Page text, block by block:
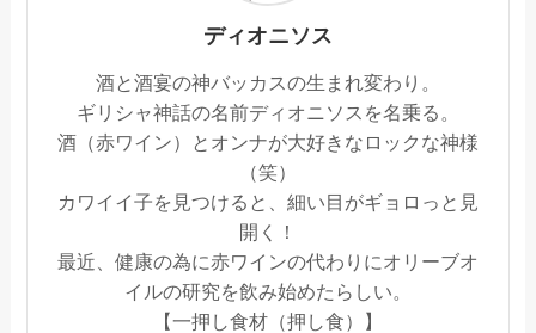
ディオニソス
酒と酒宴の神バッカスの生まれ変わり。
ギリシャ神話の名前ディオニソスを名乗る。
酒（赤ワイン）とオンナが大好きなロックな神様
（笑）
カワイイ子を見つけると、細い目がギョロっと見
開く！
最近、健康の為に赤ワインの代わりにオリーブオ
イルの研究を飲み始めたらしい。
【一押し食材（押し食）】